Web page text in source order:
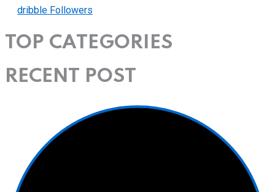
dribble Followers
TOP CATEGORIES
RECENT POST